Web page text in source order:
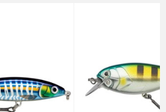
Suspending